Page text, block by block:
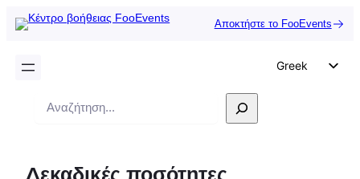
Αποκτήστε το FooEvents
Greek
Αναζήτηση